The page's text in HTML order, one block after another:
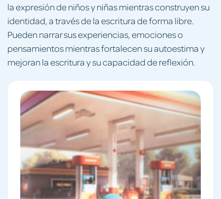
la expresión de niños y niñas mientras construyen su
identidad, a través de la escritura de forma libre.
Pueden narrar sus experiencias, emociones o
pensamientos mientras fortalecen su autoestima y
mejoran la escritura y su capacidad de reflexión.